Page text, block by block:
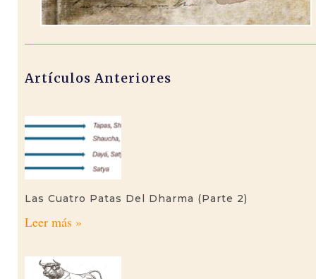
Artículos Anteriores
Las Cuatro Patas Del Dharma (parte 2)
Leer más »